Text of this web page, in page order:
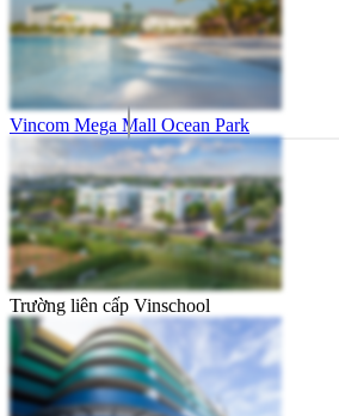
Vincom Mega Mall Ocean Park
Trường liên cấp Vinschool